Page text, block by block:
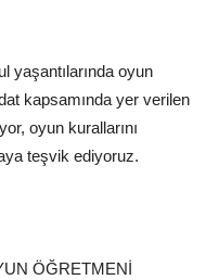
oyun
kapsamında yer verilen
oyun kurallarını
teşvik ediyoruz.
ÖĞRETMENİ